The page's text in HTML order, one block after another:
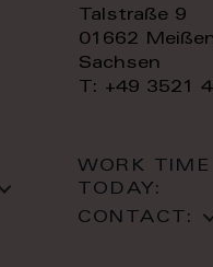
Talstraße 9
01662
Sachsen
T: +49 3521
WORK TIME
TODAY:
CONTACT: